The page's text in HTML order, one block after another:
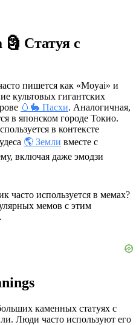
🗿 Статуя с
пишется как «Moyai» и
культовых гигантских
🥚🐇 Пасхи. Аналогичная,
в японском городе Токио.
в контексте
🌎 Земли вместе с
включая даже эмодзи
часто используется в мемах?
мемов с этим
.
каменных статуях с
Люди часто используют его